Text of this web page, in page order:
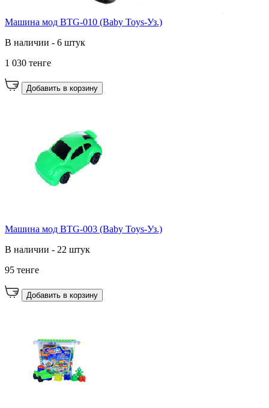
Машина мод BTG-010 (Baby Toys-Уз.)
В наличии - 6 штук
1 030 тенге
Добавить в корзину
Машина мод BTG-003 (Baby Toys-Уз.)
В наличии - 22 штук
95 тенге
Добавить в корзину